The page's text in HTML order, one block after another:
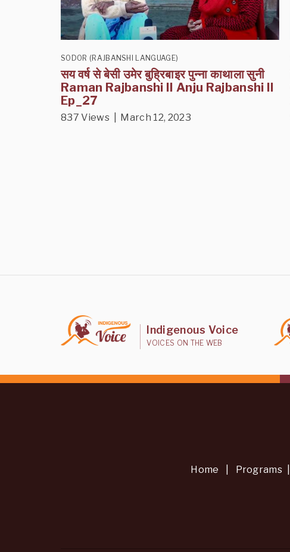
SODOR (RAJBANSHI LANGUAGE)
सय वर्ष से बेसी उमेर बुह्रिबाइर पुन्ना काथाला सुनी
Raman Rajbanshi II Anju Rajbanshi II
Ep_27
837 Views | March 12, 2023
Indigenous Voice
VOICES ON THE WEB
Home Programs